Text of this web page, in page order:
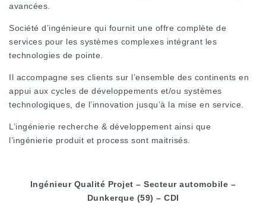
avancées.
Société d’ingénieure qui fournit une offre complète de
services pour les systèmes complexes intégrant les
technologies de pointe.
Il accompagne ses clients sur l’ensemble des continents en
appui aux cycles de développements et/ou systèmes
technologiques, de l’innovation jusqu’à la mise en service.
L’ingénierie recherche & développement ainsi que
l’ingénierie produit et process sont maitrisés.
Ingénieur Qualité Projet – Secteur automobile –
Dunkerque (59) – CDI